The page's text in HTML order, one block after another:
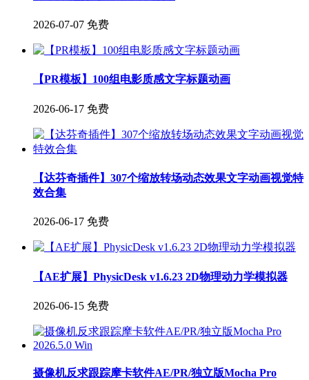
2026-07-07 免费
【PR模板】100组电影质感文字标题动画
2026-06-17 免费
【达芬奇插件】307个缩放转场动态效果文字动画视觉特
效合集
2026-06-17 免费
【AE扩展】PhysicDesk v1.6.23 2D物理动力学模拟器
2026-06-15 免费
摄像机反求跟踪摩卡软件AE/PR/独立版Mocha Pro